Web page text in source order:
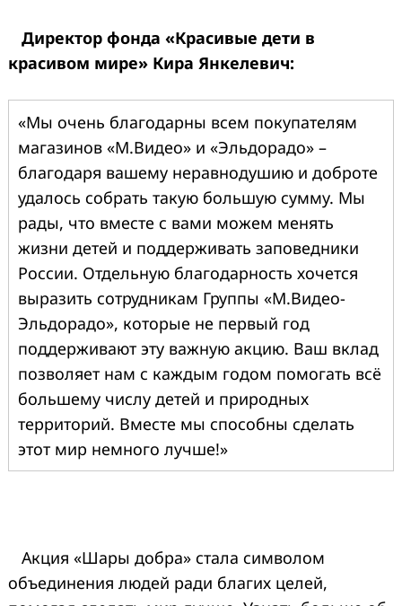
Директор фонда «Красивые дети в
красивом мире» Кира Янкелевич:
«Мы очень благодарны всем покупателям
магазинов «М.Видео» и «Эльдорадо» –
благодаря вашему неравнодушию и доброте
удалось собрать такую большую сумму. Мы
рады, что вместе с вами можем менять
жизни детей и поддерживать заповедники
России. Отдельную благодарность хочется
выразить сотрудникам Группы «М.Видео-
Эльдорадо», которые не первый год
поддерживают эту важную акцию. Ваш вклад
позволяет нам с каждым годом помогать всё
большему числу детей и природных
территорий. Вместе мы способны сделать
этот мир немного лучше!»
Акция «Шары добра» стала символом
объединения людей ради благих целей,